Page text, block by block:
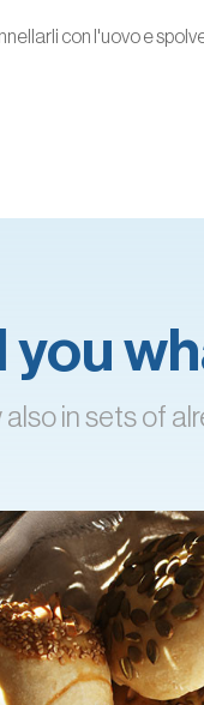
con l'uovo e
in sets of